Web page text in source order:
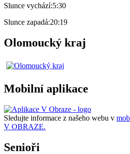
Slunce vychází:5:30
Slunce zapadá:20:19
Olomoucký kraj
Mobilní aplikace
Sledujte informace z našeho webu v
V OBRAZE.
Senioři